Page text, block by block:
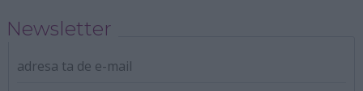
Newsletter
adresa ta de e-mail